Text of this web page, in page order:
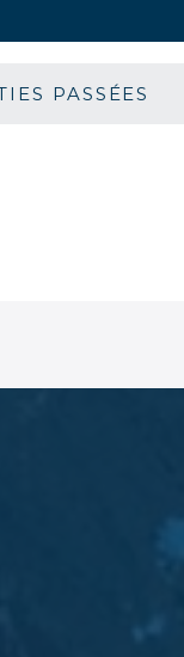
PASSÉES